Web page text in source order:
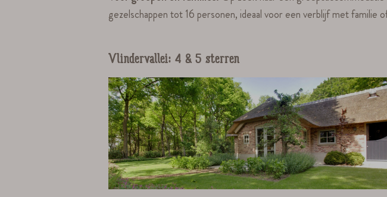
gezelschappen tot 16 personen, ideaal voor een verblijf met familie
Vlindervallei: 4 & 5 sterren